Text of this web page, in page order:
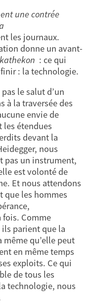
une contrée
les journaux.
donne un avant-
: ce qui
: la technologie.
le salut d’un
à la traversée des
envie de
les étendues
devant la
nous
pas un instrument,
est volonté de
Et nous attendons
que les hommes
Comme
parient que la
qu’elle peut
en même temps
exploits. Ce qui
de tous les
technologie, nous